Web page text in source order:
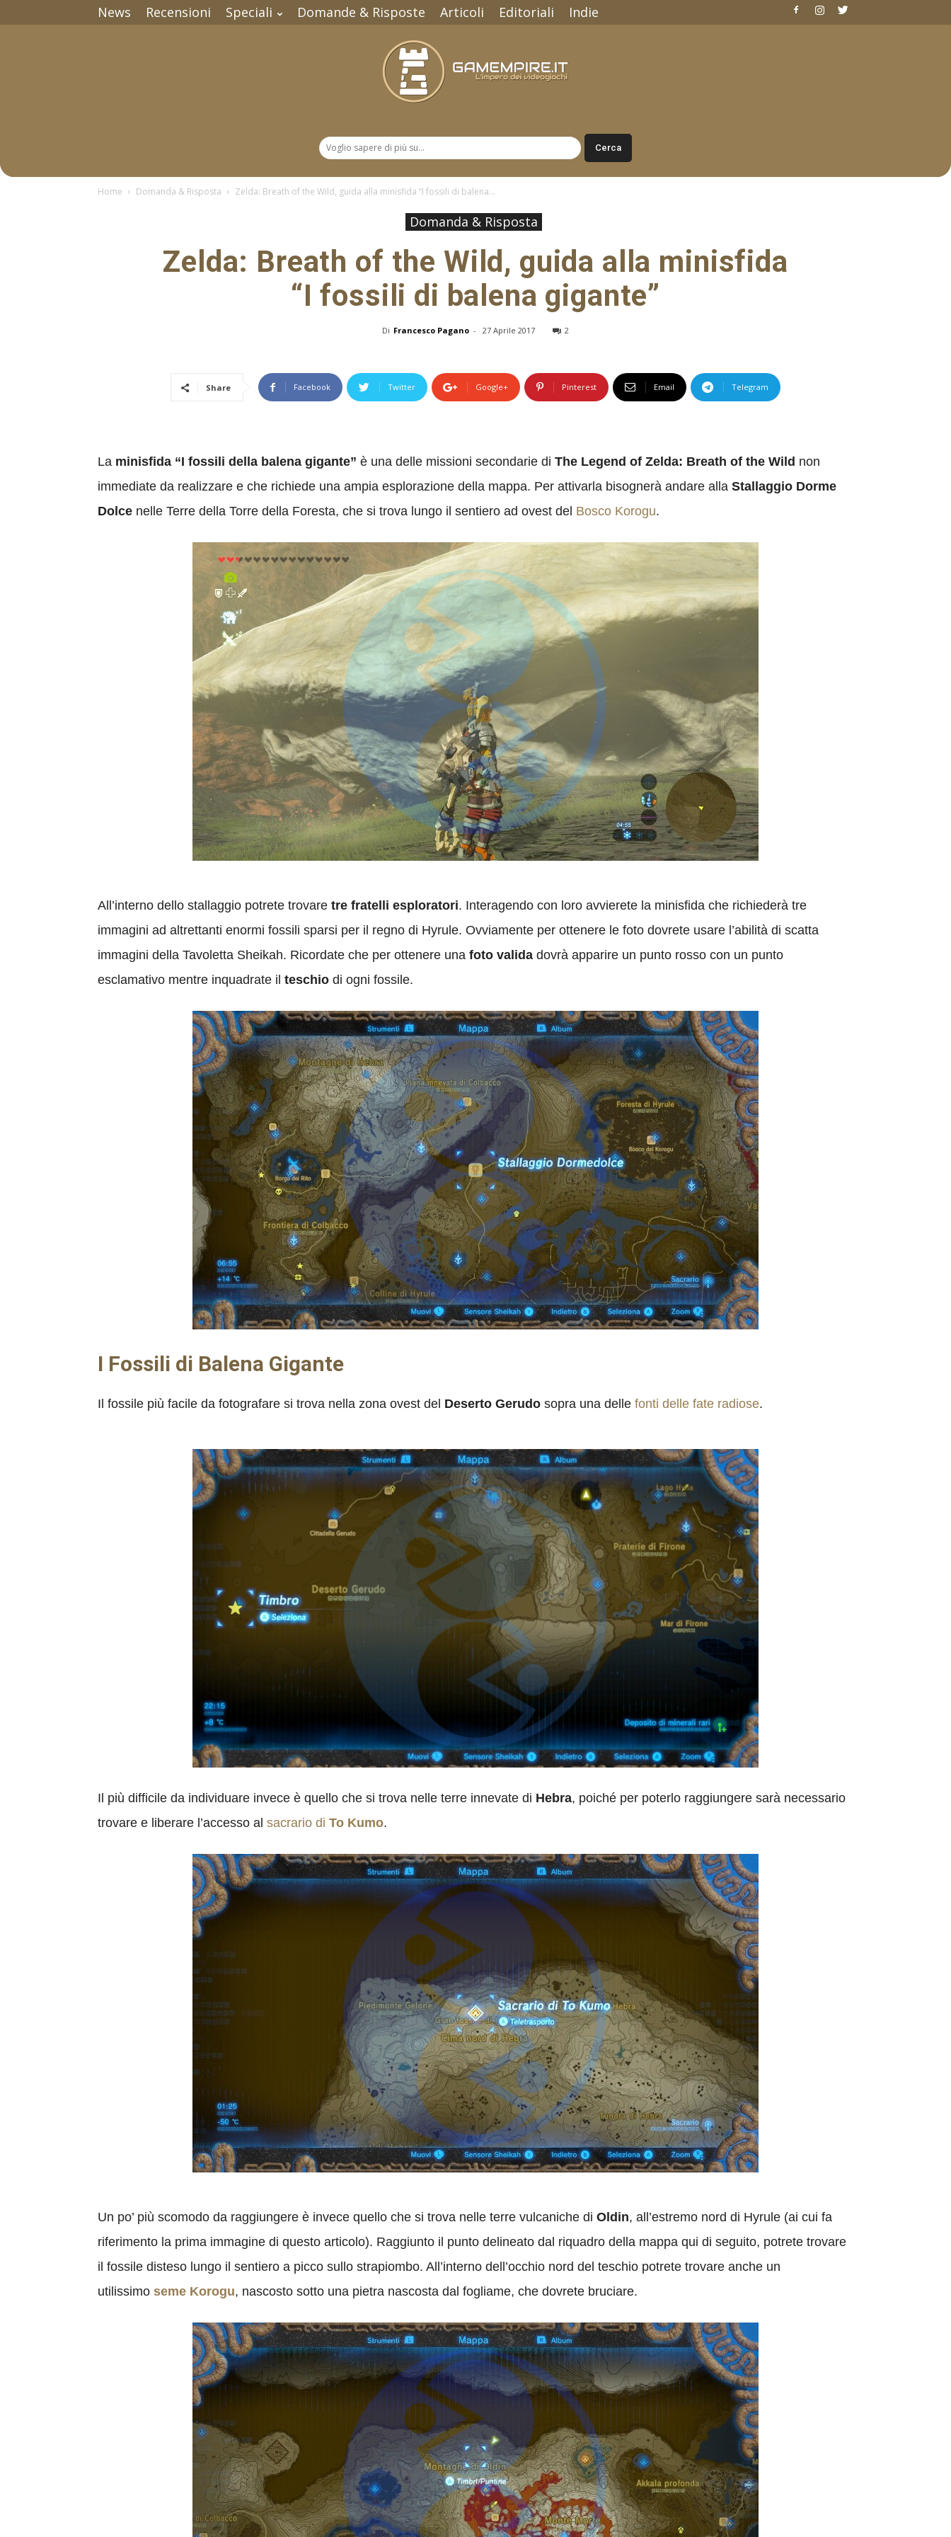
News Recensioni Speciali Domande & Risposte Articoli Editoriali Indie
Home Domanda & Risposta Zelda: Breath of the Wild, guida alla minisfida “I fossili di balena...
Domanda & Risposta
Zelda: Breath of the Wild, guida alla minisfida
“I fossili di balena gigante”
Di Francesco Pagano - 27 Aprile 2017 2
Share Facebook Twitter Google+ Pinterest Email Telegram
La minisfida “I fossili della balena gigante” è una delle missioni secondarie di The Legend of Zelda: Breath of the Wild non
immediate da realizzare e che richiede una ampia esplorazione della mappa. Per attivarla bisognerà andare alla Stallaggio Dorme
Dolce nelle Terre della Torre della Foresta, che si trova lungo il sentiero ad ovest del Bosco Korogu.
All’interno dello stallaggio potrete trovare tre fratelli esploratori. Interagendo con loro avvierete la minisfida che richiederà tre
immagini ad altrettanti enormi fossili sparsi per il regno di Hyrule. Ovviamente per ottenere le foto dovrete usare l’abilità di scatta
immagini della Tavoletta Sheikah. Ricordate che per ottenere una foto valida dovrà apparire un punto rosso con un punto
esclamativo mentre inquadrate il teschio di ogni fossile.
I Fossili di Balena Gigante
Il fossile più facile da fotografare si trova nella zona ovest del Deserto Gerudo sopra una delle fonti delle fate radiose.
Il più difficile da individuare invece è quello che si trova nelle terre innevate di Hebra, poiché per poterlo raggiungere sarà necessario
trovare e liberare l’accesso al sacrario di To Kumo.
Un po’ più scomodo da raggiungere è invece quello che si trova nelle terre vulcaniche di Oldin, all’estremo nord di Hyrule (ai cui fa
riferimento la prima immagine di questo articolo). Raggiunto il punto delineato dal riquadro della mappa qui di seguito, potrete trovare
il fossile disteso lungo il sentiero a picco sullo strapiombo. All’interno dell’occhio nord del teschio potrete trovare anche un
utilissimo seme Korogu, nascosto sotto una pietra nascosta dal fogliame, che dovrete bruciare.